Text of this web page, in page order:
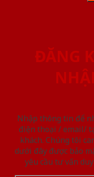
ĐĂNG
Nhập thông tin để
điện thoại / email/
khách. Chúng tôi
dưới đây được bảo
yêu cầu tư vấn